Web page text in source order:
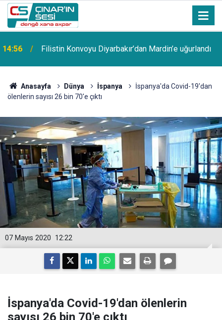
14:51
Diyarbakır'da coşkuyla karşılandı
Anasayfa Dünya İspanya
İspanya'da Covid-19'dan
ölenlerin sayısı 26 bin 70'e çıktı
12:22
07 Mayıs 2020
İspanya'da Covid-19'dan ölenlerin
sayısı 26 bin 70'e çıktı